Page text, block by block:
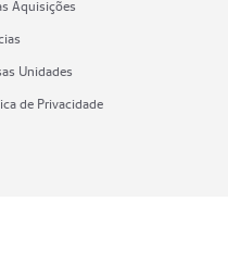
Aquisições
Unidades
de Privacidade